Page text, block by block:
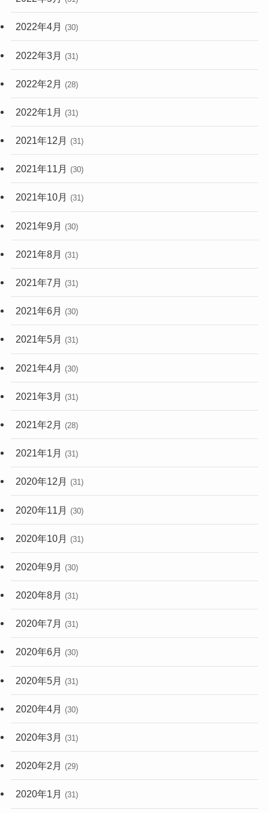
2022年4月 (30)
2022年3月 (31)
2022年2月 (28)
2022年1月 (31)
2021年12月 (31)
2021年11月 (30)
2021年10月 (31)
2021年9月 (30)
2021年8月 (31)
2021年7月 (31)
2021年6月 (30)
2021年5月 (31)
2021年4月 (30)
2021年3月 (31)
2021年2月 (28)
2021年1月 (31)
2020年12月 (31)
2020年11月 (30)
2020年10月 (31)
2020年9月 (30)
2020年8月 (31)
2020年7月 (31)
2020年6月 (30)
2020年5月 (31)
2020年4月 (30)
2020年3月 (31)
2020年2月 (29)
2020年1月 (31)